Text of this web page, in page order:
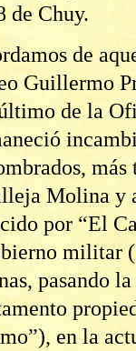
de Chuy.
de
Guillermo
de la
Molina y
por “El
militar
pasando
en la